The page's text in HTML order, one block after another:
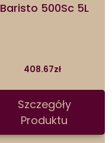
Baristo 500Sc 5L
408.67zł
Szczegóły
Produktu